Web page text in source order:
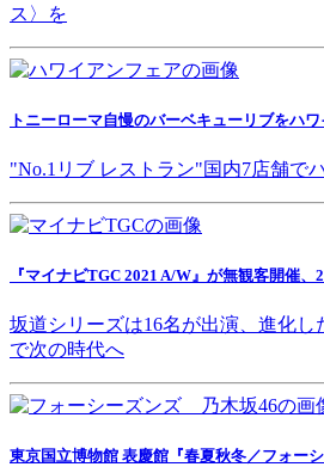
ス〉を
トニーローマ自慢のバーベキューリブをハワ
"No.1リブ レストラン"国内7店舗で
『マイナビTGC 2021 A/W』が無観客開催、
坂道シリーズは16名が出演、進化し
で次の時代へ
東京国立博物館 表慶館『春夏秋冬／フォー